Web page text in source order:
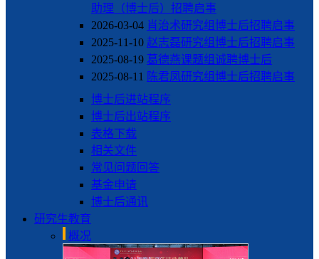
助理（博士后）招聘启事
2026-03-04 肖治术研究组博士后招聘启事
2025-11-10 赵志磊研究组博士后招聘启事
2025-08-19 葛德燕课题组诚聘博士后
2025-08-11 陈君凤研究组博士后招聘启事
博士后进站程序
博士后出站程序
表格下载
相关文件
常见问题回答
基金申请
博士后通讯
研究生教育
概况